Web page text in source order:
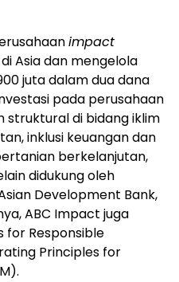
impact
Asia dan mengelola
juta dalam dua dana
pada perusahaan
di bidang iklim
inklusi keuangan dan
berkelanjutan,
didukung oleh
Development Bank,
ABC Impact juga
for Responsible
Principles for